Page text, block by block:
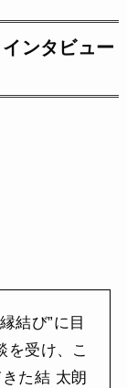
ンタビュー
結び”に目
を受け、こ
た結 太朗